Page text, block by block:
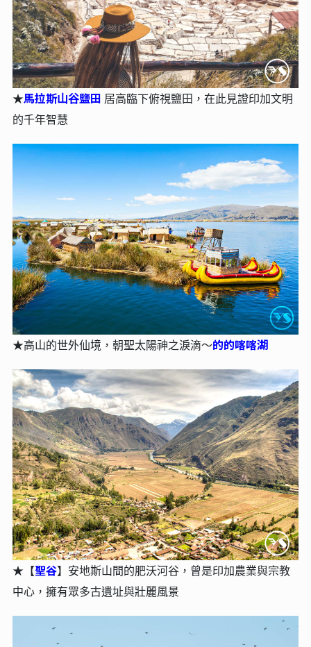
★馬拉斯⼭⾕鹽田 居⾼臨下俯視鹽⽥，在此見證印加文明
的千年智慧
★高山的世外仙境，朝聖太陽神之淚滴～的的喀喀湖
★【聖谷】安地斯山間的肥沃河谷，曾是印加農業與宗教
中心，擁有眾多古遺址與壯麗風景